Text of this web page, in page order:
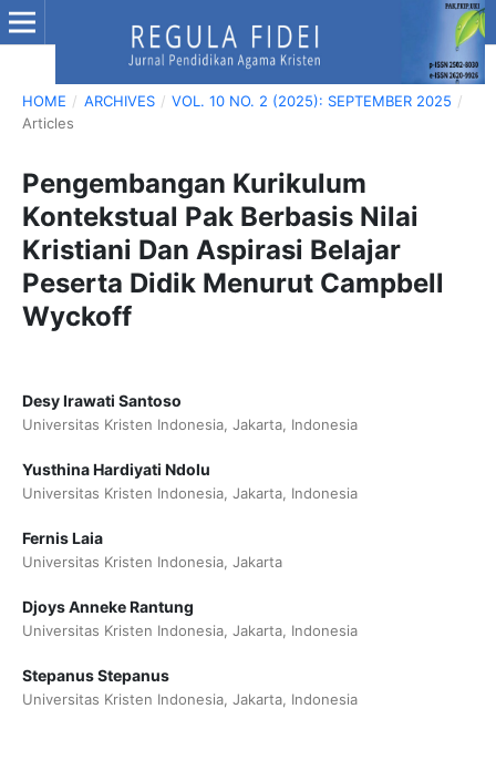
HOME / ARCHIVES / VOL. 10 NO. 2 (2025): SEPTEMBER 2025 /
Articles
Pengembangan Kurikulum
Kontekstual Pak Berbasis Nilai
Kristiani Dan Aspirasi Belajar
Peserta Didik Menurut Campbell
Wyckoff
Desy Irawati Santoso
Universitas Kristen Indonesia, Jakarta, Indonesia
Yusthina Hardiyati Ndolu
Universitas Kristen Indonesia, Jakarta, Indonesia
Fernis Laia
Universitas Kristen Indonesia, Jakarta
Djoys Anneke Rantung
Universitas Kristen Indonesia, Jakarta, Indonesia
Stepanus Stepanus
Universitas Kristen Indonesia, Jakarta, Indonesia